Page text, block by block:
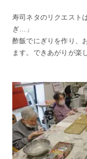
寿司ネタのリクエスト
ぎ…」
酢飯でにぎりを作り、
ます。できあがりが楽